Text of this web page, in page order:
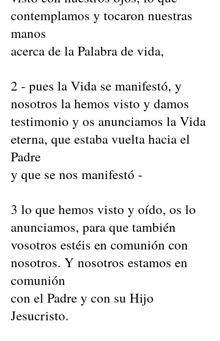
contemplamos y tocaron nuestras
manos
acerca de la Palabra de vida,
2 - pues la Vida se manifestó, y
nosotros la hemos visto y damos
testimonio y os anunciamos la Vida
eterna, que estaba vuelta hacia el
Padre
y que se nos manifestó -
3 lo que hemos visto y oído, os lo
anunciamos, para que también
vosotros estéis en comunión con
nosotros. Y nosotros estamos en
comunión
con el Padre y con su Hijo
Jesucristo.